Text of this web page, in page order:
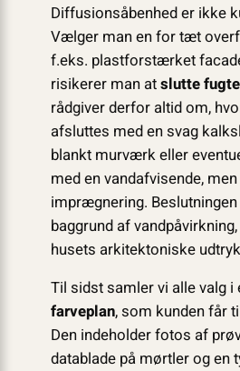
Diffusionsåbenhed er ikke
Vælger man en for tæt
f.eks. plastforstærket
risikerer man atslutte
rådgiver derfor altid om,
afsluttes med en svag
blankt murværk eller
med en vandafvisende,
imprægnering.
baggrund af
husets arkitektoniske
Til sidst samler vi alle valg i
farveplan, som kunden får
Den indeholder fotos af
datablade på mørtler og en